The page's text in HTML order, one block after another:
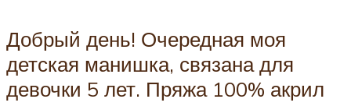
Добрый день! Очередная моя
детская манишка, связана для
девочки 5 лет. Пряжа 100% акрил